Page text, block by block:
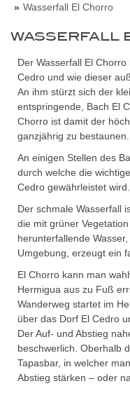
Wasserfall El Chorro
WASSERFALL
Der Wasserfall El
Cedro und wie dieser
An ihm stürzt sich der
entspringende, Bach El
Chorro ist damit der
ganzjährig zu bestaunen.
An einigen Stellen des
durch welche die
Cedro gewährleistet wird.
Der schmale Wasserfall
die mit grüner
herunterfallende
Umgebung, erzeugt ein
El Chorro kann man
Hermigua aus zu Fuß
Wanderweg startet im
über das Dorf El Cedro
Der Auf- und Abstieg
beschwerlich. Oberhalb
Tapasbar, in welcher
Abstieg stärken – oder